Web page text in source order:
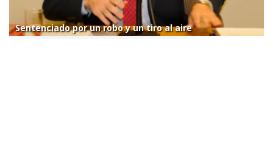
Sentenciado por un robo y un tiro al aire